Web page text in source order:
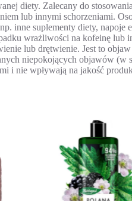
diety. Zalecany do
lub innymi schorzeniami.
inne suplementy diety, napoje
wrażliwości na kofeinę lub
lub drętwienie. Jest to
niepokojących objawów (w
i nie wpływają na jakość